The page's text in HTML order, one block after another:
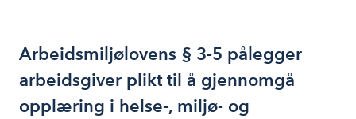
Arbeidsmiljølovens § 3-5 pålegger
arbeidsgiver plikt til å gjennomgå
opplæring i helse-, miljø- og